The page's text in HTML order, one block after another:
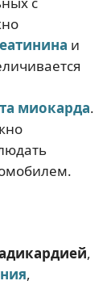
и
миокарда.
,
,